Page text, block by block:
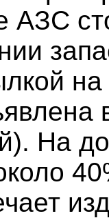
АЗС
на
На